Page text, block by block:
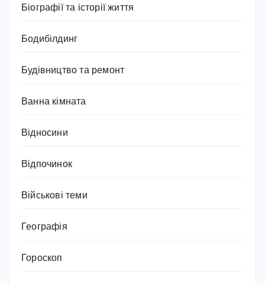
Біографії та історії життя
Бодибілдинг
Будівництво та ремонт
Ванна кімната
Відносини
Відпочинок
Військові теми
Географія
Гороскоп